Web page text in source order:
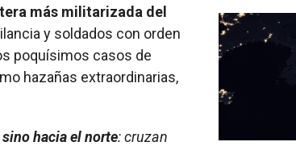
más militarizada del
y soldados con orden
poquísimos casos de
hazañas extraordinarias,
hacia el norte: cruzan